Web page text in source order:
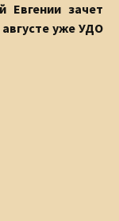
Евгении зачет
уже УДО